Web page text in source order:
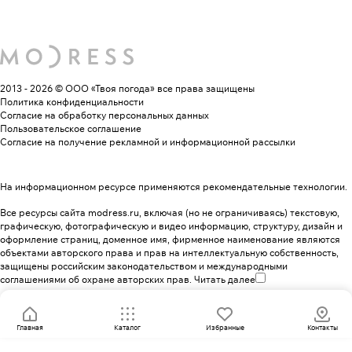
2013 - 2026 © ООО «Твоя погода» все права защищены
Политика конфиденциальности
Согласие на обработку персональных данных
Пользовательское соглашение
Согласие на получение рекламной и информационной рассылки
На информационном ресурсе применяются рекомендательные технологии.
Все ресурсы сайта modress.ru, включая (но не ограничиваясь) текстовую,
графическую, фотографическую и видео информацию, структуру, дизайн и
оформление страниц, доменное имя, фирменное наименование являются
объектами авторского права и прав на интеллектуальную собственность,
защищены российским законодательством и международными
соглашениями об охране авторских прав. Читать далее
Главная Каталог Избранные Контакты